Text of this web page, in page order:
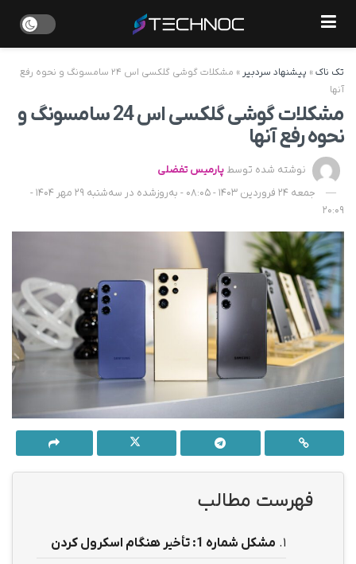
تک ناک» پیشنهاد سردبیر »
مشکلات گوشی گلکسی اس ۲۴ سامسونگ و نحوه رفع
آنها
مشکلات گوشی گلکسی اس 24 سامسونگ و
نحوه رفع آنها
نوشته شده توسط پارمیس تفضلی
جمعه 24 فروردین 1403 - 08:05 - به‌روزشده در سه‌شنبه 29 مهر 1404 -
20:09
فهرست مطالب
1. مشکل شماره 1: تأخیر هنگام اسکرول کردن